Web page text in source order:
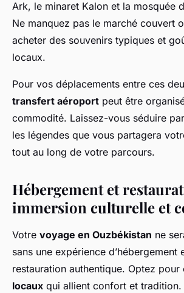
Ark, le minaret Kalon et la mosquée
Ne manquez pas le marché couvert
acheter des souvenirs typiques et
locaux.
Pour vos déplacements entre ces
transfert aéroport peut être
commodité. Laissez-vous séduire
les légendes que vous partagera
tout au long de votre parcours.
Hébergement et
immersion culturelle et
Votre voyage en Ouzbékistan ne
sans une expérience d’hébergement
restauration authentique. Optez pour
locaux qui allient confort et tradition.